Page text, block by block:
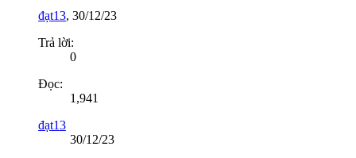
đạt13, 30/12/23
Trả lời:
0
Đọc:
1,941
đạt13
30/12/23